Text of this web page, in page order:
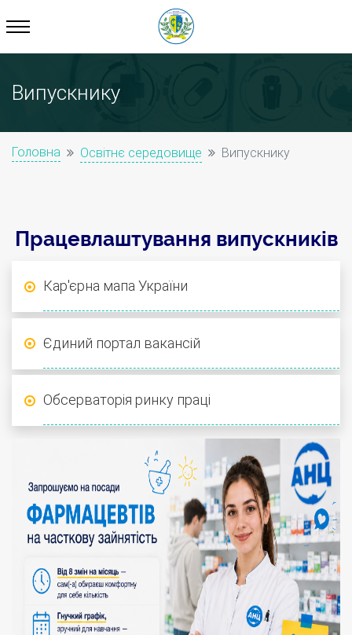
Випускнику
Головна Освітнє середовище Випускнику
Працевлаштування випускників
Кар'єрна мапа України
Єдиний портал вакансій
Обсерваторія ринку праці